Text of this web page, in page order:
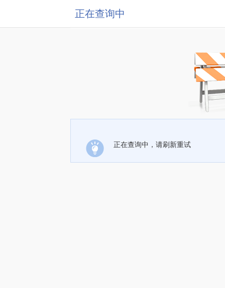
正在查询中
正在查询中，请刷新重试